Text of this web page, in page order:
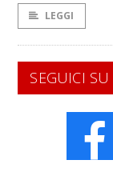
LEGGI
SEGUICI SU